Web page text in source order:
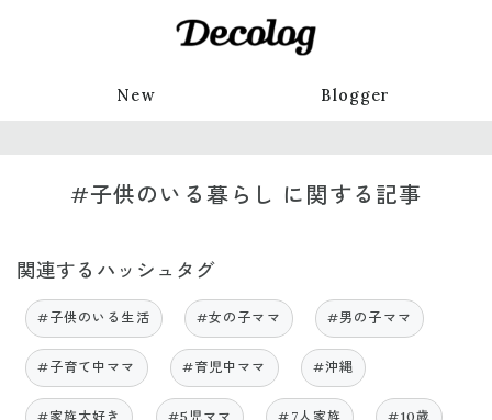
New Blogger
#子供のいる暮らし に関する記事
関連するハッシュタグ
#子供のいる生活 #女の子ママ #男の子ママ
#子育て中ママ #育児中ママ #沖縄
#家族大好き #5児ママ #7人家族 #10歳